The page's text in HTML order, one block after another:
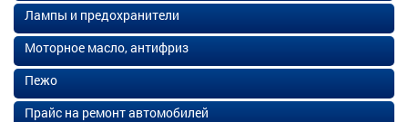
Лампы и предохранители
Моторное масло, антифриз
Пежо
Прайс на ремонт автомобилей